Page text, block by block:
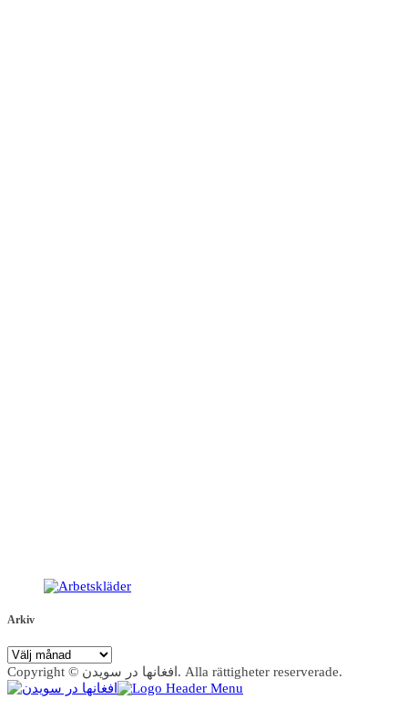
Arkiv
Arkiv
Copyright © افغانها در سویدن. Alla rättigheter reserverade.